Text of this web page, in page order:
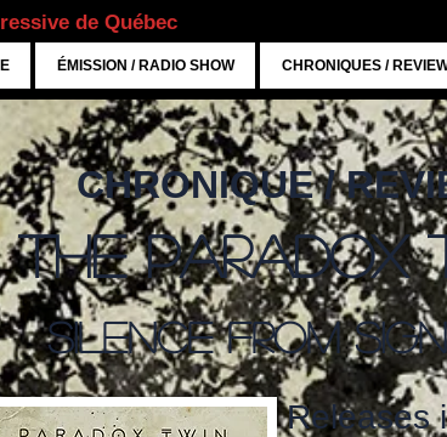
de Québec
ÉMISSION / RADIO SHOW CHRONIQUES /
CHRONIQUE /
The Paradox
Silence From
Releases